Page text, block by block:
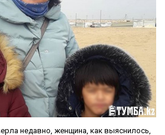
недавно, женщина, как выяснилось,